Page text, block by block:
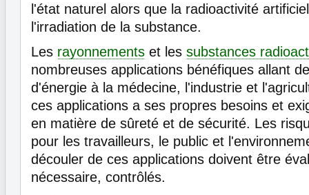
l'état naturel alors que la radioactivité
l'irradiation de la substance.
Les rayonnements et les substances
nombreuses applications bénéfiques allant
d'énergie à la médecine, l'industrie et
ces applications a ses propres besoins et
en matière de sûreté et de sécurité. Les
pour les travailleurs, le public et
découler de ces applications doivent être
nécessaire, contrôlés.